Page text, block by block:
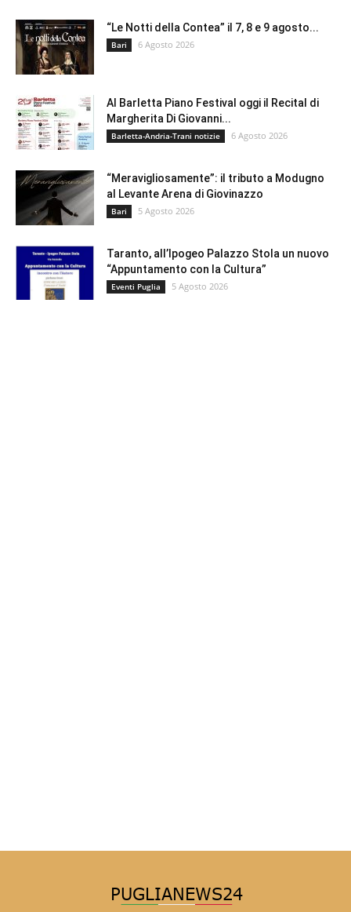
“Le Notti della Contea” il 7, 8 e 9 agosto...
Bari 6 Agosto 2026
Al Barletta Piano Festival oggi il Recital di
Margherita Di Giovanni...
Barletta-Andria-Trani notizie 6 Agosto 2026
“Meravigliosamente”: il tributo a Modugno
al Levante Arena di Giovinazzo
Bari 5 Agosto 2026
Taranto, all’Ipogeo Palazzo Stola un nuovo
“Appuntamento con la Cultura”
Eventi Puglia 5 Agosto 2026